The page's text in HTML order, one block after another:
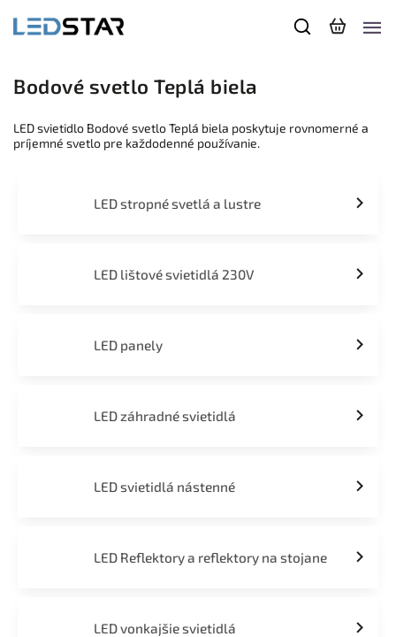
Bodové svetlo Teplá biela
LED svietidlo Bodové svetlo Teplá biela poskytuje rovnomerné a
príjemné svetlo pre každodenné používanie.
LED stropné svetlá a lustre
LED lištové svietidlá 230V
LED panely
LED záhradné svietidlá
LED svietidlá nástenné
LED Reflektory a reflektory na stojane
LED vonkajšie svietidlá